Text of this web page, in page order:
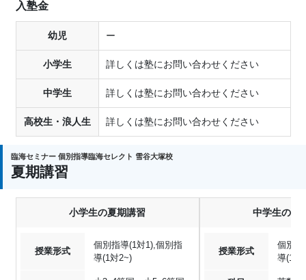
入塾金
幼児 ー
小学生 詳しくは塾にお問い合わせください
中学生 詳しくは塾にお問い合わせください
高校生・浪人生 詳しくは塾にお問い合わせください
臨海セミナー 個別指導臨海セレクト 雪谷大塚校
夏期講習
小学生の夏期講習
授業形式
個別指導(1対1),個別指
導(1対2~)
中学生の夏
授業形式
個別指
導(1対